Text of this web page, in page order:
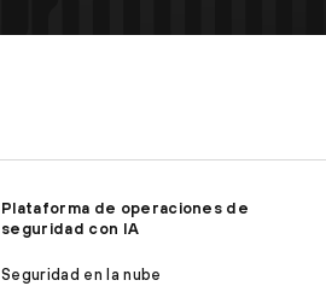
Plataforma de operaciones de
seguridad con IA
Seguridad en la nube